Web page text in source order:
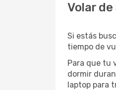
Volar
Si estás
tiempo de
Para que tu
dormir
laptop para